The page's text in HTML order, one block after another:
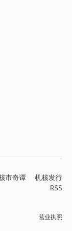
市奇谭
机核发行
RSS
营业执照